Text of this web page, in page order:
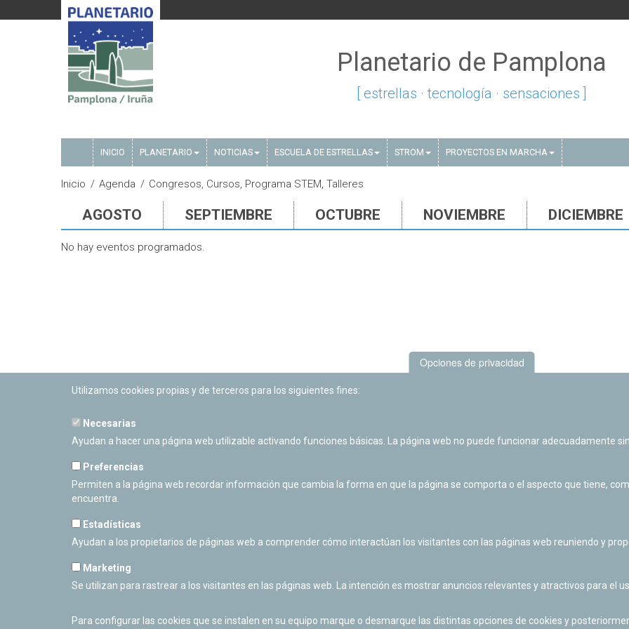
Planetario de Pamplona
[ estrellas · tecnología · sensaciones ]
INICIO PLANETARIO NOTICIAS ESCUELA DE ESTRELLAS STROM PROYECTOS EN MARCHA
Inicio Agenda Congresos, Cursos, Programa STEM, Talleres
AGOSTO SEPTIEMBRE OCTUBRE NOVIEMBRE DICIEMBRE
No hay eventos programados.
PLANETARIO DE PAMPLONA
Calle Sancho RamÃ­rez, s/n
Cerrado Temporalmente
Opciones de privacidad
Utilizamos cookies propias y de terceros para los siguientes fines:
Necesarias
Ayudan a hacer una página web utilizable activando funciones básicas. La página web no puede funcionar adecuadamente
Preferencias
Permiten a la página web recordar información que cambia la forma en que la página se comporta o el aspecto que tiene,
encuentra.
Estadísticas
Ayudan a los propietarios de páginas web a comprender cómo interactúan los visitantes con las páginas web reuniendo y
Marketing
Se utilizan para rastrear a los visitantes en las páginas web. La intención es mostrar anuncios relevantes y atractivos para el
Para configurar las cookies que se instalen en su equipo marque o desmarque las distintas opciones de cookies y